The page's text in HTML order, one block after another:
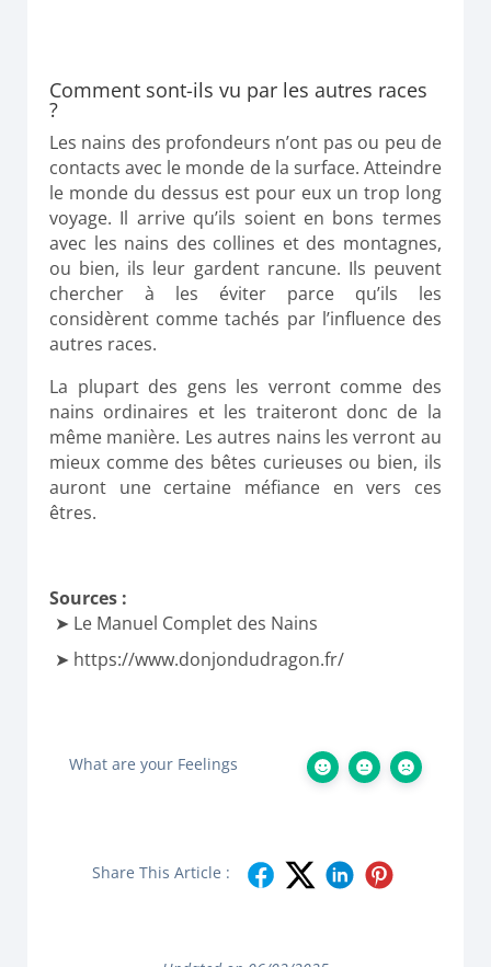
Comment sont-ils vu par les autres races
?
Les nains des profondeurs n’ont pas ou peu de
contacts avec le monde de la surface. Atteindre
le monde du dessus est pour eux un trop long
voyage. Il arrive qu’ils soient en bons termes
avec les nains des collines et des montagnes,
ou bien, ils leur gardent rancune. Ils peuvent
chercher à les éviter parce qu’ils les
considèrent comme tachés par l’influence des
autres races.
La plupart des gens les verront comme des
nains ordinaires et les traiteront donc de la
même manière. Les autres nains les verront au
mieux comme des bêtes curieuses ou bien, ils
auront une certaine méfiance en vers ces
êtres.
Sources :
Le Manuel Complet des Nains
https://www.donjondudragon.fr/
What are your Feelings
Share This Article :